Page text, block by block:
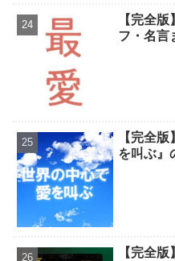
【完全
フ・名言
【完全
を叫ぶ』
【完全